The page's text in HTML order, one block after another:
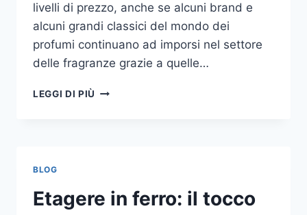
livelli di prezzo, anche se alcuni brand e
alcuni grandi classici del mondo dei
profumi continuano ad imporsi nel settore
delle fragranze grazie a quelle…
LEGGI DI PIÙ
BLOG
Etagere in ferro: il tocco